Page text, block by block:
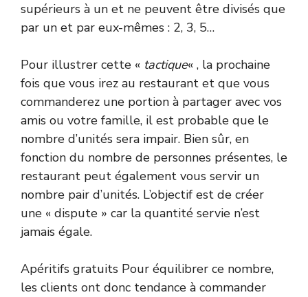
supérieurs à un et ne peuvent être divisés que
par un et par eux-mêmes : 2, 3, 5…
Pour illustrer cette « tactique« , la prochaine
fois que vous irez au restaurant et que vous
commanderez une portion à partager avec vos
amis ou votre famille, il est probable que le
nombre d’unités sera impair. Bien sûr, en
fonction du nombre de personnes présentes, le
restaurant peut également vous servir un
nombre pair d’unités. L’objectif est de créer
une « dispute » car la quantité servie n’est
jamais égale.
Apéritifs gratuits Pour équilibrer ce nombre,
les clients ont donc tendance à commander